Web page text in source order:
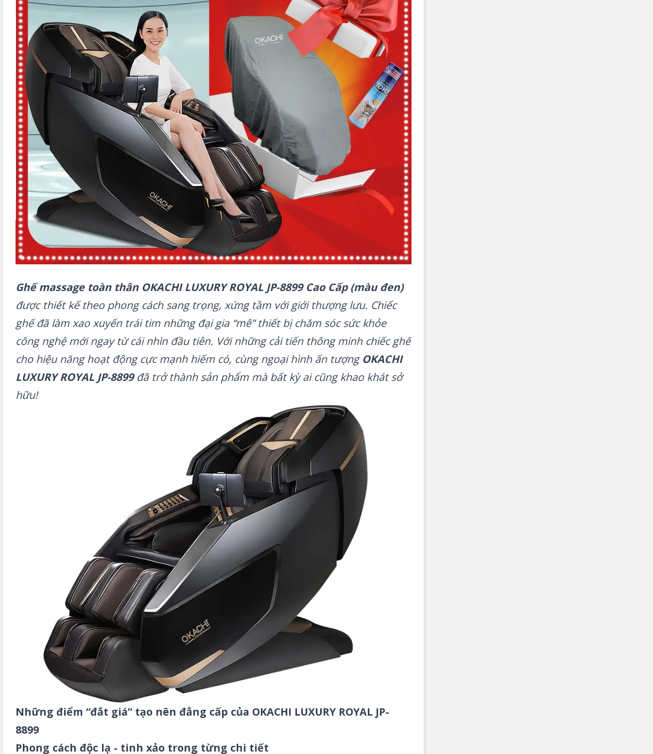
Ghế massage toàn thân OKACHI LUXURY ROYAL JP-8899 Cao Cấp (màu đen)
được thiết kế theo phong cách sang trọng, xứng tầm với giới thượng lưu. Chiếc
ghế đã làm xao xuyến trái tim những đại gia “mê” thiết bị chăm sóc sức khỏe
công nghệ mới ngay từ cái nhìn đầu tiên. Với những cải tiến thông minh chiếc ghế
cho hiệu năng hoạt động cực mạnh hiếm có, cùng ngoại hình ấn tượng OKACHI
LUXURY ROYAL JP-8899 đã trở thành sản phẩm mà bất kỳ ai cũng khao khát sở
hữu!
Những điểm “đắt giá” tạo nên đẳng cấp của OKACHI LUXURY ROYAL JP-
8899
Phong cách độc lạ - tinh xảo trong từng chi tiết